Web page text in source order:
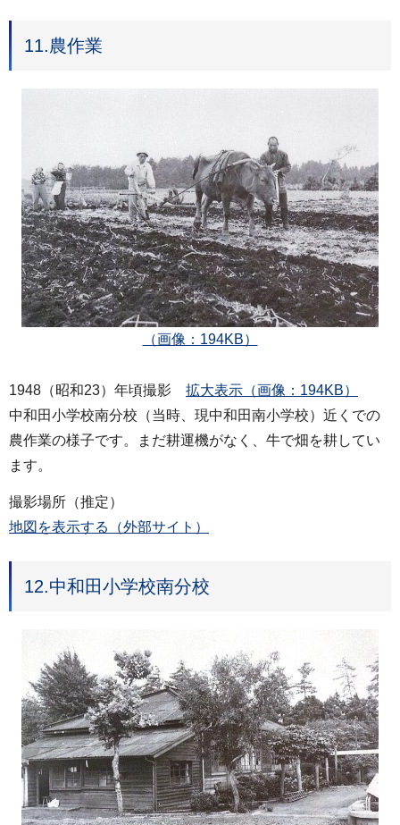
11.農作業
（画像：194KB）
1948（昭和23）年頃撮影 拡大表示（画像：194KB）
中和田小学校南分校（当時、現中和田南小学校）近くでの
農作業の様子です。まだ耕運機がなく、牛で畑を耕してい
ます。
撮影場所（推定）
地図を表示する（外部サイト）
12.中和田小学校南分校